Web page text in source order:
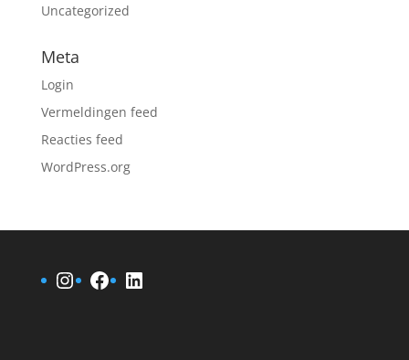
Uncategorized
Meta
Login
Vermeldingen feed
Reacties feed
WordPress.org
Instagram
Facebook
LinkedIn